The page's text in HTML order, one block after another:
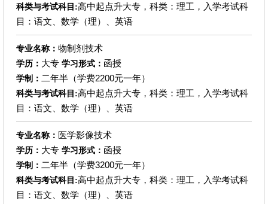
科类与考试科目:高中起点升大专，科类：理工，入学考试科
目：语文、数学（理）、英语
专业名称： 物制剂技术
学历： 大专 学习形式： 函授
学制： 二年半（学费2200元一年）
科类与考试科目:高中起点升大专，科类：理工，入学考试科
目：语文、数学（理）、英语
专业名称： 医学影像技术
学历： 大专 学习形式： 函授
学制： 二年半（学费3200元一年）
科类与考试科目:高中起点升大专，科类：理工，入学考试科
目：语文、数学（理）、英语